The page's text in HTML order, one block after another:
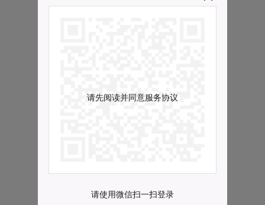
请先阅读并同意服务协议
请使用微信扫一扫登录